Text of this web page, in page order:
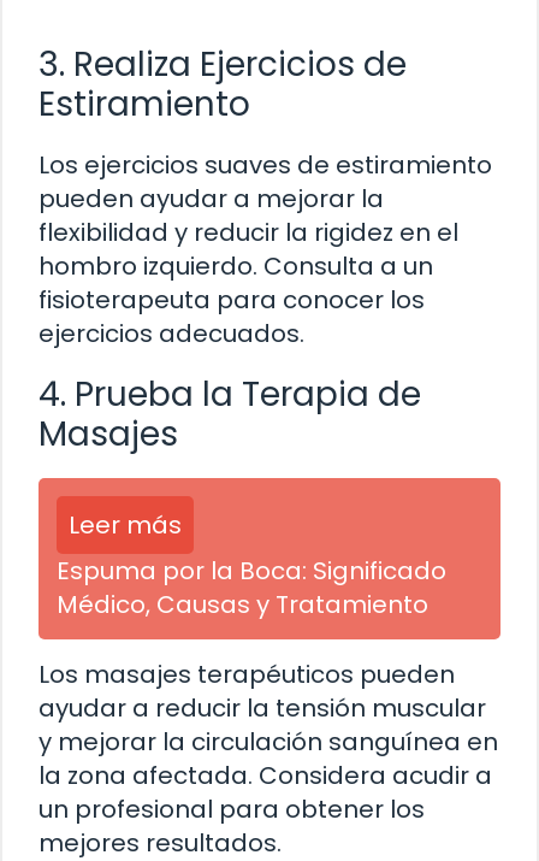
3. Realiza Ejercicios de
Estiramiento
Los ejercicios suaves de estiramiento
pueden ayudar a mejorar la
flexibilidad y reducir la rigidez en el
hombro izquierdo. Consulta a un
fisioterapeuta para conocer los
ejercicios adecuados.
4. Prueba la Terapia de
Masajes
Leer más
Espuma por la Boca: Significado
Médico, Causas y Tratamiento
Los masajes terapéuticos pueden
ayudar a reducir la tensión muscular
y mejorar la circulación sanguínea en
la zona afectada. Considera acudir a
un profesional para obtener los
mejores resultados.